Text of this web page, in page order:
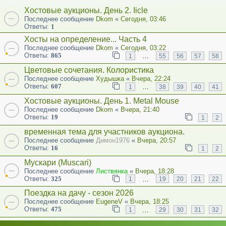
Хостовые аукционы. День 2. Iicle
Последнее сообщение Dkom « Сегодня, 03:46
Ответы: 1
Хосты на определение... Часть 4
Последнее сообщение Dkom « Сегодня, 03:22
Ответы: 865 1 … 55 56 57 58
Цветовые сочетания. Колористика
Последнее сообщение Худышка« Вчера, 22:24
Ответы: 607 1 … 38 39 40 41
Хостовые аукционы. День 1. Metal Mouse
Последнее сообщение Dkom « Вчера, 21:40
Ответы: 19 1 2
временная тема для участников аукциона.
Последнее сообщение Димон1976 « Вчера, 20:57
Ответы: 16 1 2
Мускари (Muscari)
Последнее сообщение Листвянка « Вчера, 18:28
Ответы: 325 1 19 20 21 22
Поездка на дачу - сезон 2026
Последнее сообщение EugeneV « Вчера, 18:25
Ответы: 475 1 29 30 31 32